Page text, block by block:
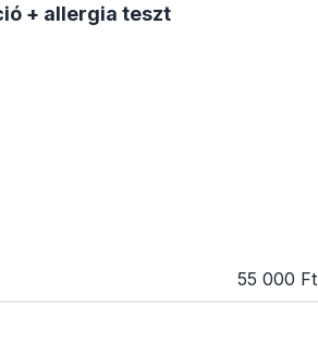
+ allergia teszt
55 000 Ft